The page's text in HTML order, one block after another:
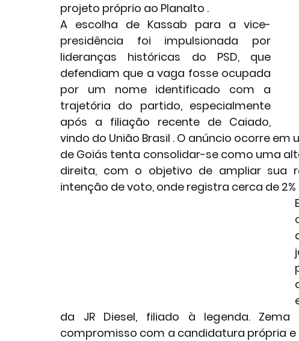
projeto próprio ao Planalto .
A escolha de Kassab para a vice-
presidência foi impulsionada por
lideranças históricas do PSD, que
defendiam que a vaga fosse ocupada
por um nome identificado com a
trajetória do partido, especialmente
após a filiação recente de Caiado,
vindo do União Brasil . O anúncio ocorre
de Goiás tenta consolidar-se como uma
direita, com o objetivo de ampliar sua
intenção de voto, onde registra cerca de 2%
da JR Diesel, filiado à legenda.
compromisso com a candidatura própria